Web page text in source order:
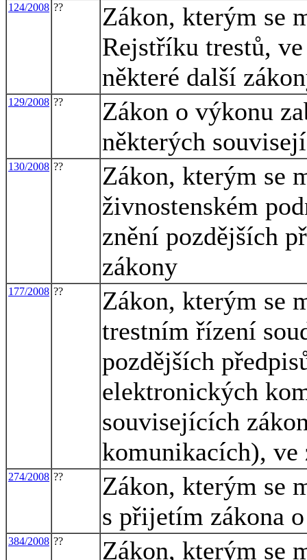
124/2008 ??
Zákon, kterým se
Rejstříku trestů,
některé další
129/2008 ??
Zákon o výkonu
některých
130/2008 ??
Zákon, kterým se
živnostenském
znění pozdějších
zákony
177/2008 ??
Zákon, kterým se
trestním řízení
pozdějších
elektronických
souvisejících
komunikacích), ve
274/2008 ??
Zákon, kterým se
s přijetím zákona
384/2008 ??
Zákon, kterým se